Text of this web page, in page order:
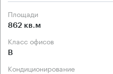
Площади
862 кв.м
Класс офисов
B
Кондиционирование